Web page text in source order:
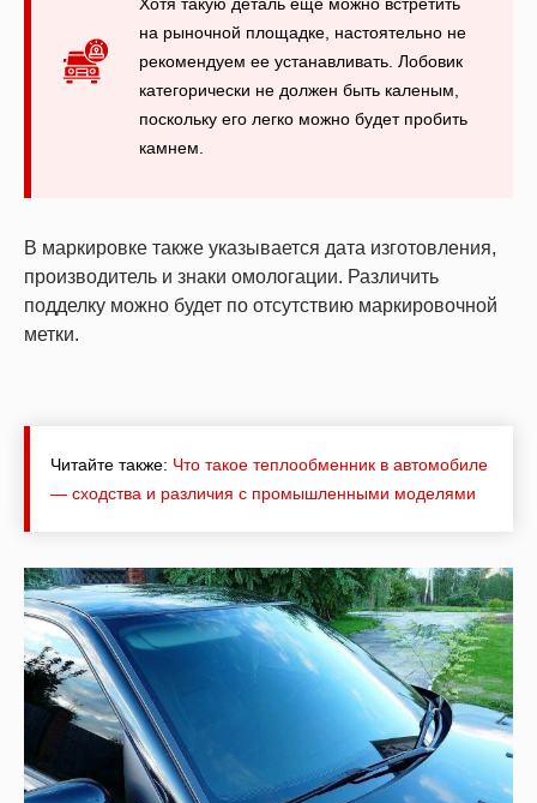
на рыночной площадке, настоятельно не
рекомендуем ее устанавливать. Лобовик
категорически не должен быть каленым,
поскольку его легко можно будет пробить
камнем.
В маркировке также указывается дата изготовления,
производитель и знаки омологации. Различить
подделку можно будет по отсутствию маркировочной
метки.
Читайте также: Что такое теплообменник в автомобиле
— сходства и различия с промышленными моделями